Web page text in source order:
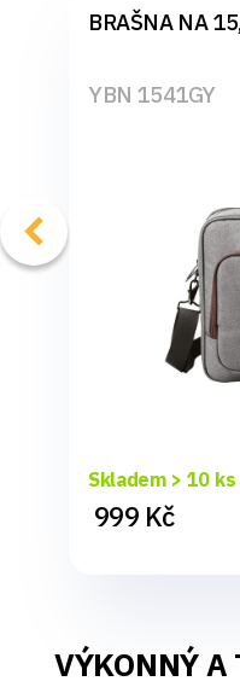
BRAŠNA NA
YBN 1541GY
Skladem > 10 ks
999 Kč
VÝKONNÝ A